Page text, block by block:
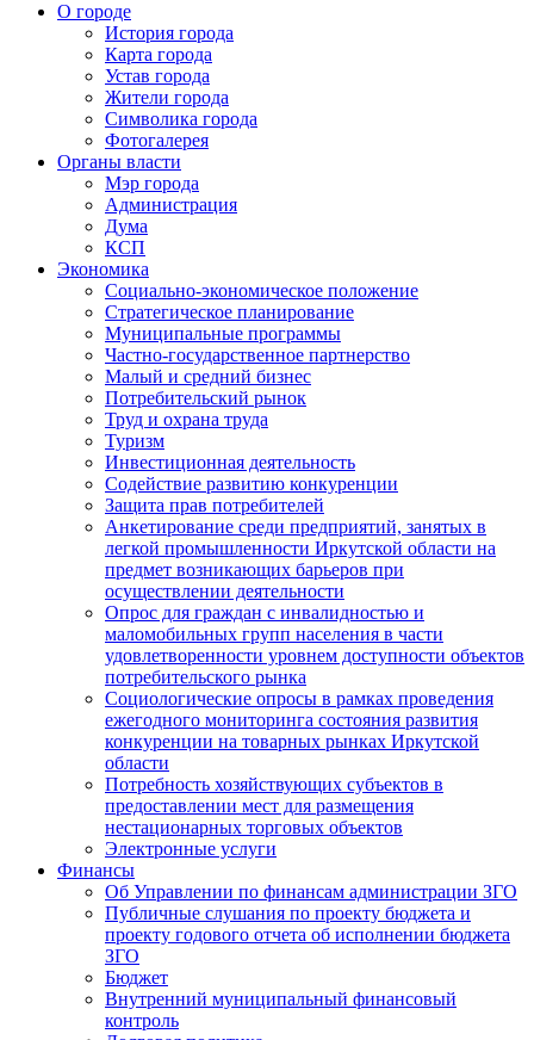
О городе
История города
Карта города
Устав города
Жители города
Символика города
Фотогалерея
Органы власти
Мэр города
Администрация
Дума
КСП
Экономика
Социально-экономическое положение
Стратегическое планирование
Муниципальные программы
Частно-государственное партнерство
Малый и средний бизнес
Потребительский рынок
Труд и охрана труда
Туризм
Инвестиционная деятельность
Содействие развитию конкуренции
Защита прав потребителей
Анкетирование среди предприятий, занятых в
легкой промышленности Иркутской области на
предмет возникающих барьеров при
осуществлении деятельности
Опрос для граждан с инвалидностью и
маломобильных групп населения в части
удовлетворенности уровнем доступности объектов
потребительского рынка
Социологические опросы в рамках проведения
ежегодного мониторинга состояния развития
конкуренции на товарных рынках Иркутской
области
Потребность хозяйствующих субъектов в
предоставлении мест для размещения
нестационарных торговых объектов
Электронные услуги
Финансы
Об Управлении по финансам администрации ЗГО
Публичные слушания по проекту бюджета и
проекту годового отчета об исполнении бюджета
ЗГО
Бюджет
Внутренний муниципальный финансовый
контроль